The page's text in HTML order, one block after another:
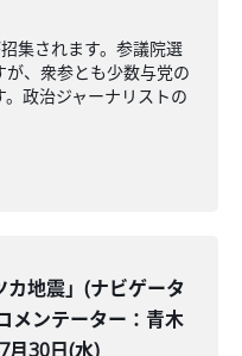
集されます。参議院選
、衆参とも少数与党の
政治ジャーナリストの
カ地震」(ナビゲータ
メンテーター：青木
月30日(水)